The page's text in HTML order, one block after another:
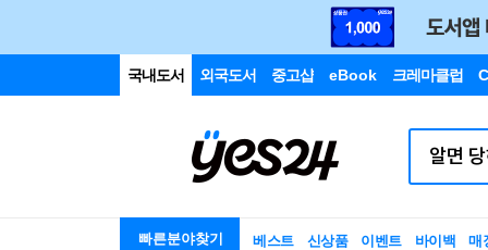
국내도서 외국도서 중고샵 eBook 크레마클럽
빠른분야찾기 베스트 신상품 이벤트 바이백 매